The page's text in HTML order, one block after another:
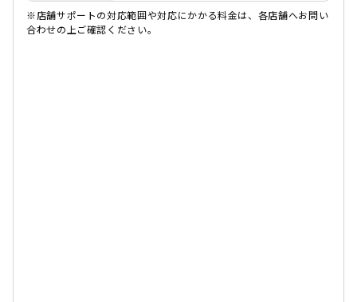
※店舗サポートの対応範囲や対応にかかる料金は、各店舗へお問い
合わせの上ご確認ください。